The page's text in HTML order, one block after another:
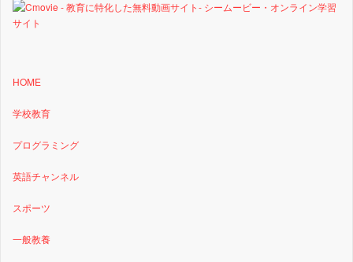
HOME
学校教育
プログラミング
英語チャンネル
スポーツ
一般教養